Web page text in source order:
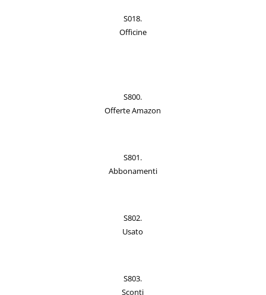
S018.
Officine
S800.
Offerte Amazon
S801.
Abbonamenti
S802.
Usato
S803.
Sconti